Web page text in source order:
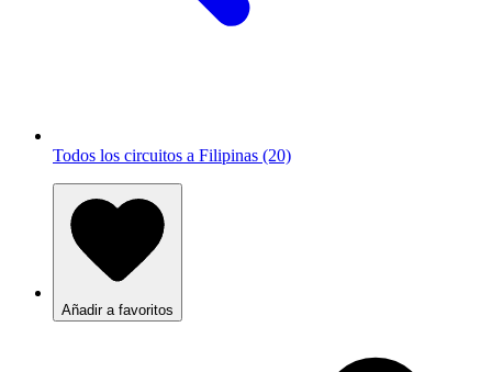
Todos los circuitos a Filipinas (20)
Añadir a favoritos